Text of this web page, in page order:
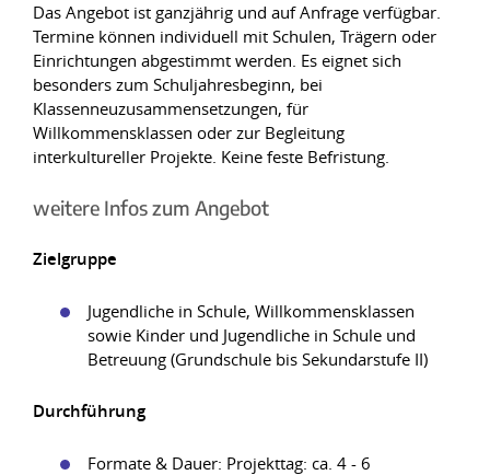
Das Angebot ist ganzjährig und auf Anfrage verfügbar.
Termine können individuell mit Schulen, Trägern oder
Einrichtungen abgestimmt werden. Es eignet sich
besonders zum Schuljahresbeginn, bei
Klassenneuzusammensetzungen, für
Willkommensklassen oder zur Begleitung
interkultureller Projekte. Keine feste Befristung.
weitere Infos zum Angebot
Zielgruppe
Jugendliche in Schule, Willkommensklassen
sowie Kinder und Jugendliche in Schule und
Betreuung (Grundschule bis Sekundarstufe II)
Durchführung
Formate & Dauer: Projekttag: ca. 4 - 6